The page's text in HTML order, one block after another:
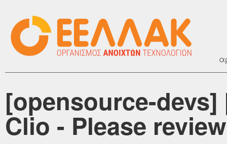
[opensource-
Clio - Please review